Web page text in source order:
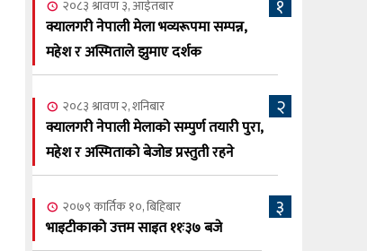
२०८३ श्रावण ८, शुक्रबार
५
नेप्लिज सोसाइटि अफ क्यालगरीको अध्यक्षमा
सूर्य अधिकारी र घनेन्द्र न्यौपाने भिड्दै
२०८३ श्रावण ६, बुधबार
६
२०८३ काउन ६ गते बुधबारको कामना खबर
पत्रिका
७
क्यालगरी नेपाली मेला भव्यरूपमा सम्पन्न,
महेश र अस्मिताले झुमाए दर्शक
२०८३ श्रावण ३, आईतबार
क्यालगरी नेपाली मेला भव्यरूपमा सम्पन्न,
महेश र अस्मिताले झुमाए दर्शक
१
२०८३ श्रावण २, शनिबार
क्यालगरी नेपाली मेलाको सम्पुर्ण तयारी पुरा,
महेश र अस्मिताको बेजोड प्रस्तुती रहने
२
२०७९ कार्तिक १०, बिहिबार
भाइटीकाको उत्तम साइत ११ः३७ बजे
३